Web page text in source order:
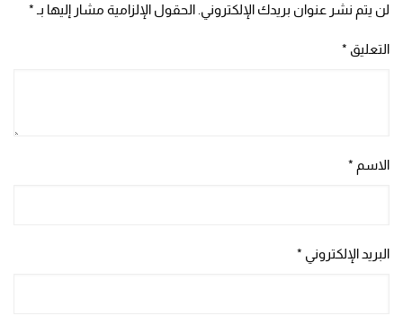
لن يتم نشر عنوان بريدك الإلكتروني. الحقول الإلزامية مشار إليها بـ *
التعليق *
الاسم *
البريد الإلكتروني *